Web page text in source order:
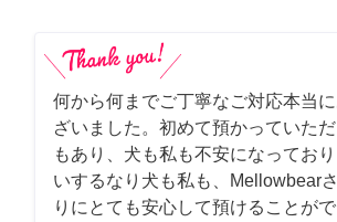
何から何までご丁寧なご対応本当
ざいました。初めて預かっていた
もあり、犬も私も不安になってお
いするなり犬も私も、Mellowbear
りにとても安心して預けることが